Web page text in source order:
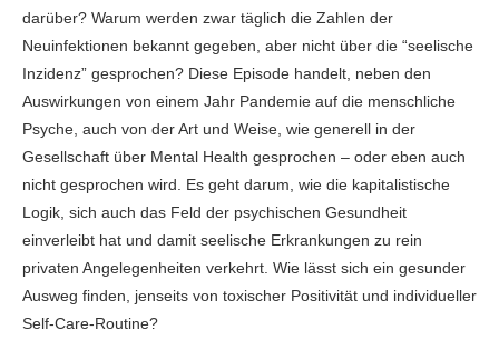
darüber? Warum werden zwar täglich die Zahlen der
Neuinfektionen bekannt gegeben, aber nicht über die “seelische
Inzidenz” gesprochen? Diese Episode handelt, neben den
Auswirkungen von einem Jahr Pandemie auf die menschliche
Psyche, auch von der Art und Weise, wie generell in der
Gesellschaft über Mental Health gesprochen – oder eben auch
nicht gesprochen wird. Es geht darum, wie die kapitalistische
Logik, sich auch das Feld der psychischen Gesundheit
einverleibt hat und damit seelische Erkrankungen zu rein
privaten Angelegenheiten verkehrt. Wie lässt sich ein gesunder
Ausweg finden, jenseits von toxischer Positivität und individueller
Self-Care-Routine?